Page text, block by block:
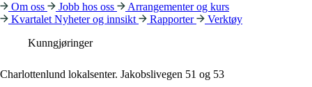
Om oss Jobb hos oss
Arrangementer og kurs
Kvartalet Nyheter og innsikt Rapporter
Verktøy
Kunngjøringer
Charlottenlund lokalsenter. Jakobslivegen 51 og 53